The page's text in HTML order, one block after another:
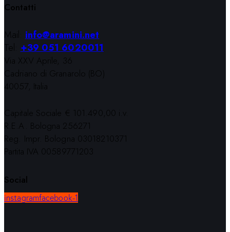
Contatti
Mail:info@aramini.net
Tel:+39 051 6020011
Via XXV Aprile, 36
Cadriano di Granarolo (BO)
40057, Italia
Capitale Sociale € 101.490,00 i.v.
R.E.A. Bologna 256271
Reg. Impr. Bologna 03018210371
Partita IVA 00589771203
Social
instagramfacebook-1